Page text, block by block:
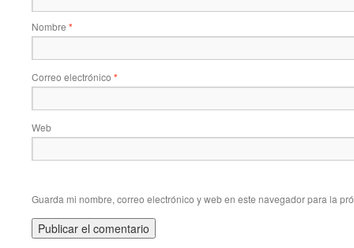
Nombre *
Correo electrónico *
Web
Guarda mi nombre, correo electrónico y web en este navegador para la